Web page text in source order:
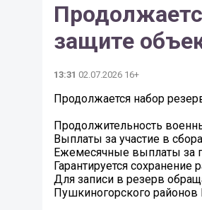
защите
13:31 02.07.2026 16+
Продолжается набор
Продолжительность
Выплаты за участие в
Ежемесячные выплаты за
Гарантируется сохранение
Для записи в резерв
Пушкиногорского